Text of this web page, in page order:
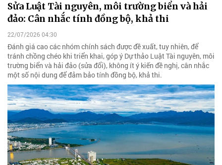
Sửa Luật Tài nguyên, môi trường biển và hải
đảo: Cân nhắc tính đồng bộ, khả thi
22/07/2026 04:30
Đánh giá cao các nhóm chính sách được đề xuất, tuy nhiên, để
tránh chồng chéo khi triển khai, góp ý Dự thảo Luật Tài nguyên, môi
trường biển và hải đảo (sửa đổi), không ít ý kiến đề nghị, cân nhắc
một số nội dung để đảm bảo tính đồng bộ, khả thi.